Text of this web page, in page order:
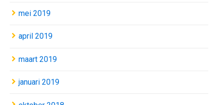
mei 2019
april 2019
maart 2019
januari 2019